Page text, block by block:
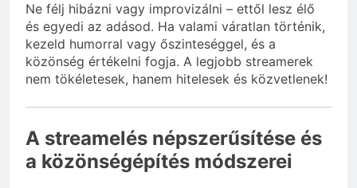
Ne félj hibázni vagy improvizálni – ettől lesz élő
és egyedi az adásod. Ha valami váratlan történik,
kezeld humorral vagy őszinteséggel, és a
közönség értékelni fogja. A legjobb streamerek
nem tökéletesek, hanem hitelesek és közvetlenek!
A streamelés népszerűsítése és
a közönségépítés módszerei